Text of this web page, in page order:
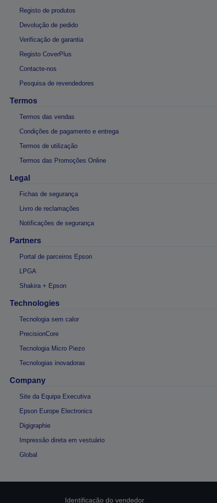
Registo de produtos
Devolução de pedido
Verificação de garantia
Registo CoverPlus
Contacte-nos
Pesquisa de revendedores
Termos
Termos das vendas
Condições de pagamento e entrega
Termos de utilização
Termos das Promoções Online
Legal
Fichas de segurança
Livro de reclamações
Notificações de segurança
Partners
Portal de parceiros Epson
LPGA
Shakira + Epson
Technologies
Tecnologia sem calor
PrecisionCore
Tecnologia Micro Piezo
Tecnologias inovadoras
Company
Site da Equipa Executiva
Epson Europe Electronics
Digigraphie
Impressão direta em vestuário
Global
Identificação do vendedor